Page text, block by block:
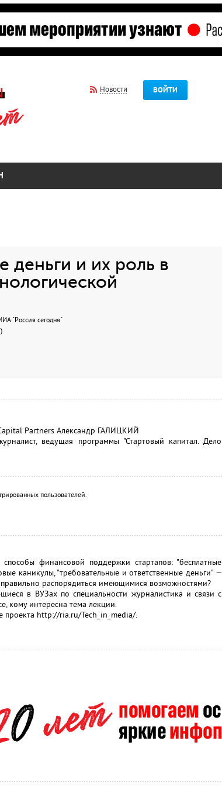
Новости ВОЙТИ
деньги и их роль в
"Россия сегодня"
Partners Александр ГАЛИЦКИЙ
ведущая программы "Стартовый капитал. Дело
пользователей.
финансовой поддержки стартапов: "бесплатные
каникулы, "требовательные и ответственные деньги" —
распорядиться имеющимися возможностями?
в ВУЗах по специальности журналистика и связи с
кому интересна тема лекции.
проекта http://ria.ru/Tech_in_media/.